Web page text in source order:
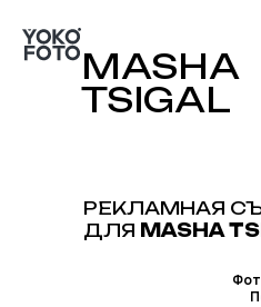
MASHA
TSIGAL
РЕКЛАМНАЯ
ДЛЯ MASHA